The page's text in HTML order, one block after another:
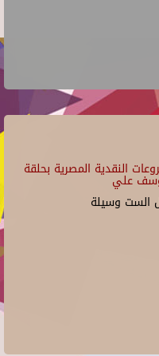
النقدية المصرية بحلقة
علي
الست وسيلة